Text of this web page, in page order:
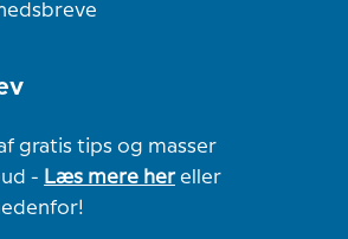
gratis tips og masser
- Læs mere hereller